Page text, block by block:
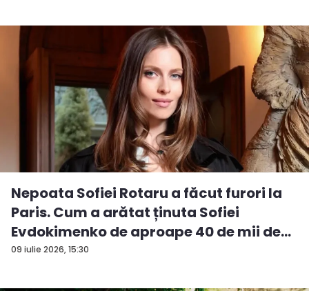
09 iulie 2026, 15:30
Nepoata Sofiei Rotaru a făcut furori la
Paris. Cum a arătat ținuta Sofiei
Evdokimenko de aproape 40 de mii de
e...